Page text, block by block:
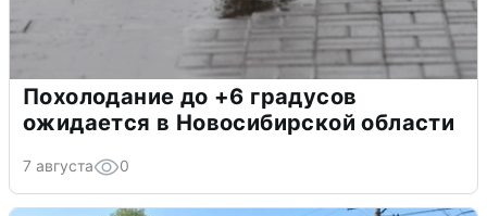
Похолодание до +6 градусов
ожидается в Новосибирской области
7 августа 0